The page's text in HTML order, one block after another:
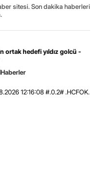
sitesi. Son dakika haberleri
ortak hedefi yıldız golcü -
Haberler
12:16:08 #.0.2# .HCFOK.